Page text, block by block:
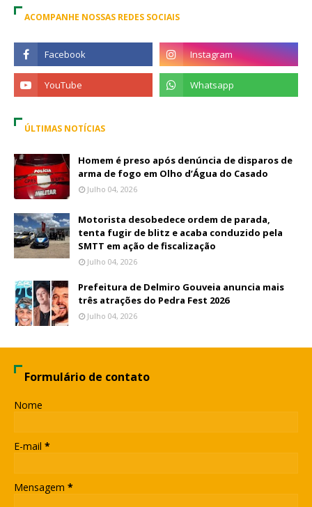
ACOMPANHE NOSSAS REDES SOCIAIS
ÚLTIMAS NOTÍCIAS
Homem é preso após denúncia de disparos de
arma de fogo em Olho d’Água do Casado
Julho 04, 2026
Motorista desobedece ordem de parada,
tenta fugir de blitz e acaba conduzido pela
SMTT em ação de fiscalização
Julho 04, 2026
Prefeitura de Delmiro Gouveia anuncia mais
três atrações do Pedra Fest 2026
Julho 04, 2026
Formulário de contato
Nome
E-mail *
Mensagem *